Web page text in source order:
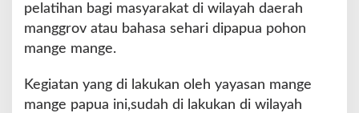
pelatihan bagi masyarakat di wilayah daerah
manggrov atau bahasa sehari dipapua pohon
mange mange.
Kegiatan yang di lakukan oleh yayasan mange
mange papua ini,sudah di lakukan di wilayah